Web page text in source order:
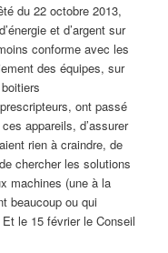
du 22 octobre 2013,
et d’argent sur
conforme avec les
des équipes, sur
ont passé
appareils, d’assurer
rien à craindre, de
chercher les solutions
machines (une à la
beaucoup ou qui
le 15 février le Conseil